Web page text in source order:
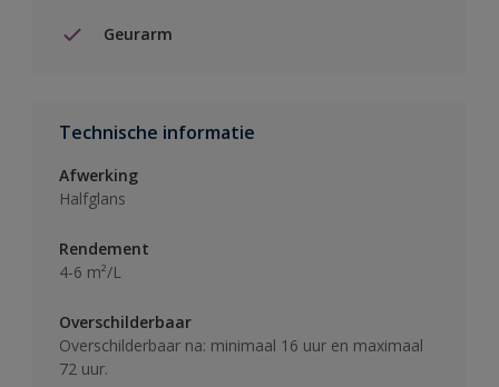
Geurarm
Technische informatie
Afwerking
Halfglans
Rendement
4-6 m²/L
Overschilderbaar
Overschilderbaar na: minimaal 16 uur en maximaal
72 uur.